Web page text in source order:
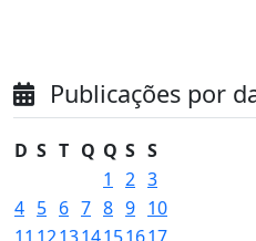
Publicações por
D S T Q Q S S
1
2 3
4 5 6 7 8 9 10